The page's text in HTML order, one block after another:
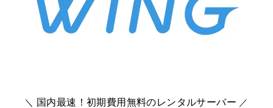
＼ 国内最速！初期費用無料のレンタルサーバー ／